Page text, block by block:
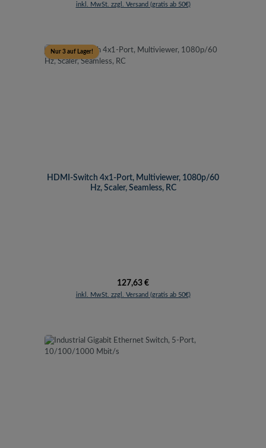
inkl. MwSt. zzgl. Versand (gratis ab 50€)
Nur 3 auf Lager!
HDMI-Switch 4x1-Port, Multiviewer, 1080p/60
Hz, Scaler, Seamless, RC
Regulärer Preis:
127,63 €
inkl. MwSt. zzgl. Versand (gratis ab 50€)